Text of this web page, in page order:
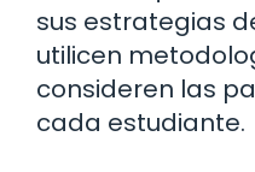
sus estrategias
utilicen
consideren las
cada estudiante.